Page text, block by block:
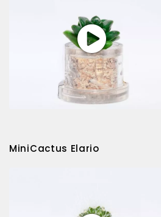
MiniCactus Elario